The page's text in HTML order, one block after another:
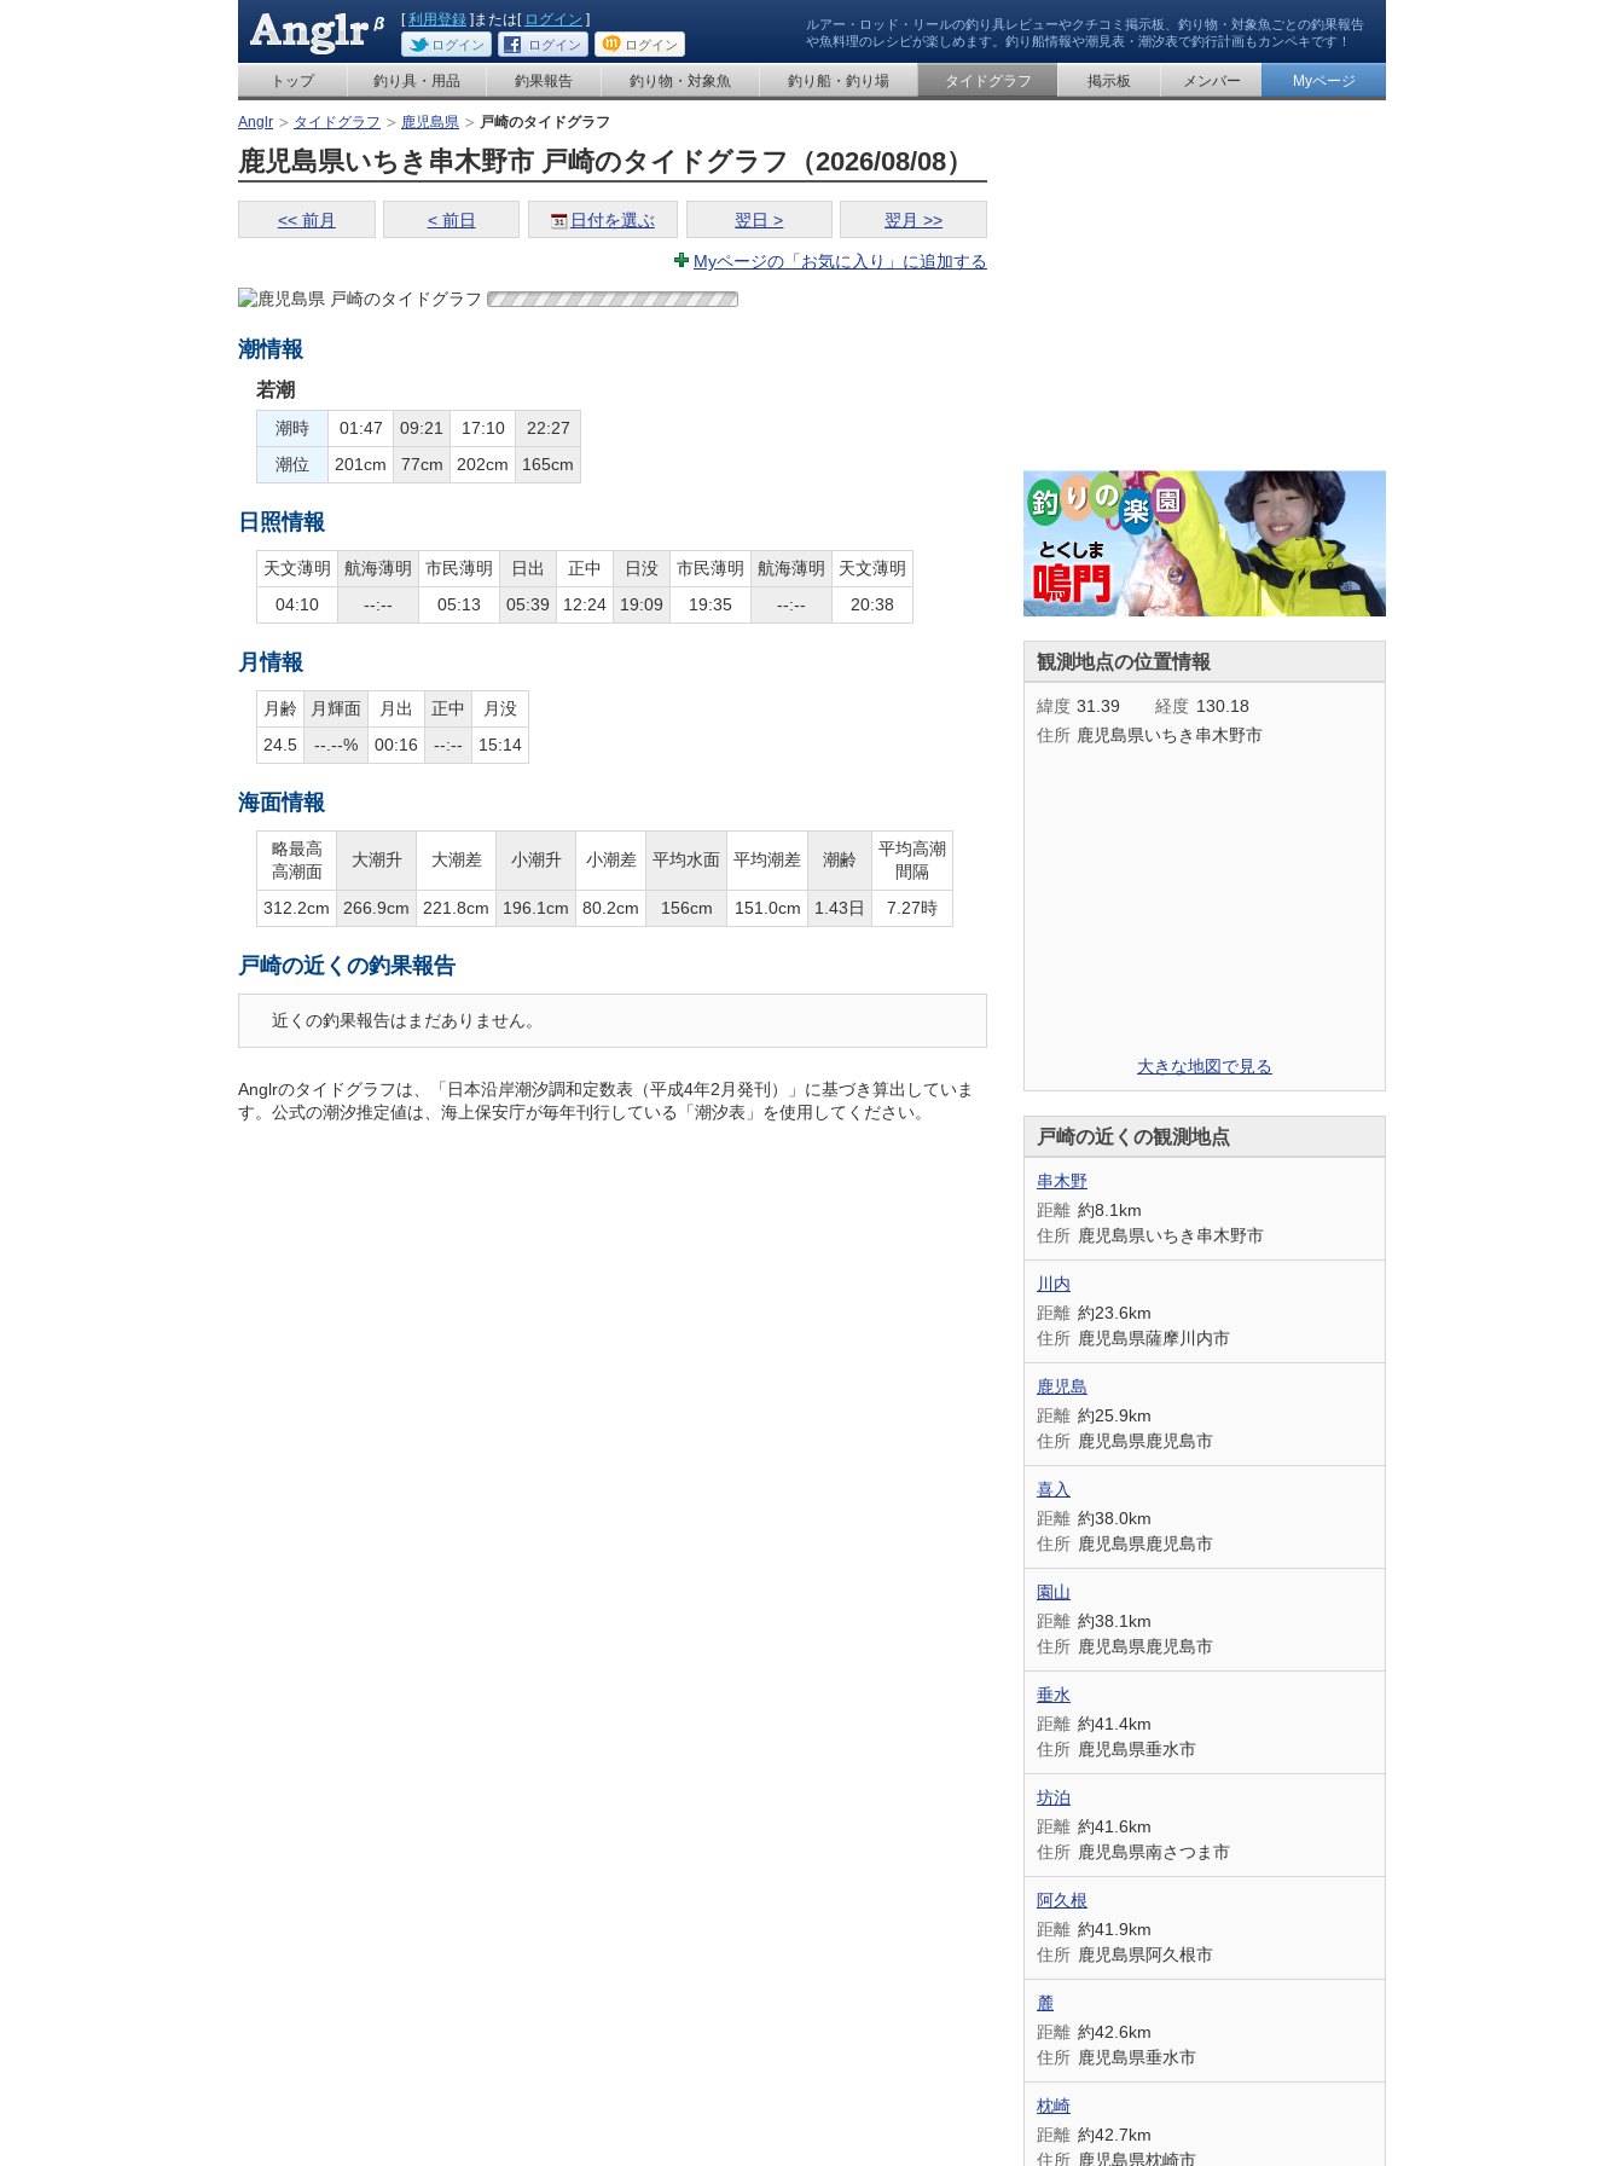
ルアー・ロッド・リールの釣り具レビューやクチコミ掲示板、釣り物・対象魚ごとの釣果報告
や魚料理のレシピが楽しめます。釣り船情報や潮見表・潮汐表で釣行計画もカンペキです！
[利用登録 ]または[ ログイン ]
ログイン ログイン ログイン
トップ 釣り具・用品 釣果報告 釣り物・対象魚 釣り船・釣り場 タイドグラフ 掲示板 メンバー Myページ
Anglr タイドグラフ 鹿児島県 戸崎のタイドグラフ
鹿児島県いちき串木野市 戸崎のタイドグラフ（2026/08/08）
<< 前月 < 前日 日付を選ぶ 翌月 >>
翌日 >
Myページの「お気に入り」に追加する
潮情報
若潮
潮時 01:47 09:21 17:10
22:27
潮位
201cm 77cm 202cm 165cm
日照情報
天文薄明 航海薄明 市民薄明 日出 正中 日没 市民薄明 航海薄明
天文薄明
04:10
--:-- 05:13 05:39 12:24 19:09 19:35 --:-- 20:38
月情報
月齢 月輝面 月出 正中
月没
24.5
--.--% 00:16 --:-- 15:14
海面情報
略最高
高潮面
大潮升 大潮差 小潮升 小潮差 平均水面 平均潮差 潮齢
平均高潮
間隔
312.2cm
266.9cm 221.8cm 196.1cm 80.2cm 156cm 151.0cm 1.43日 7.27時
戸崎の近くの釣果報告
近くの釣果報告はまだありません。
Anglrのタイドグラフは、「日本沿岸潮汐調和定数表（平成4年2月発刊）」に基づき算出していま
す。公式の潮汐推定値は、海上保安庁が毎年刊行している「潮汐表」を使用してください。
観測地点の位置情報
緯度 31.39 経度 130.18
住所 鹿児島県いちき串木野市
大きな地図で見る
戸崎の近くの観測地点
串木野
距離 約8.1km
住所 鹿児島県いちき串木野市
川内
距離 約23.6km
住所 鹿児島県薩摩川内市
鹿児島
距離 約25.9km
住所 鹿児島県鹿児島市
喜入
距離 約38.0km
住所 鹿児島県鹿児島市
園山
距離 約38.1km
住所 鹿児島県鹿児島市
垂水
距離 約41.4km
住所 鹿児島県垂水市
坊泊
距離 約41.6km
住所 鹿児島県南さつま市
阿久根
距離 約41.9km
住所 鹿児島県阿久根市
麓
距離 約42.6km
住所 鹿児島県垂水市
枕崎
距離 約42.7km
住所 鹿児島県枕崎市